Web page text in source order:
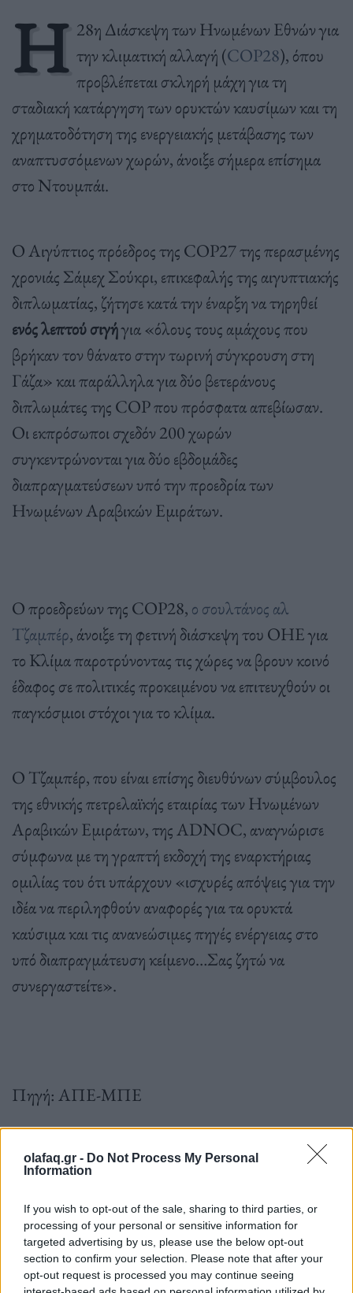
olafaq.gr - Do Not Process My Personal
Information
If you wish to opt-out of the sale, sharing to third parties, or
processing of your personal or sensitive information for
targeted advertising by us, please use the below opt-out
section to confirm your selection. Please note that after your
opt-out request is processed you may continue seeing
Η 28η Διάσκεψη των Ηνωμένων Εθνών για
την κλιματική αλλαγή (COP28), όπου
προβλέπεται σκληρή μάχη για τη
σταδιακή κατάργηση των ορυκτών καυσίμων και τη
χρηματοδότηση της ενεργειακής μετάβασης των
αναπτυσσόμενων χωρών, άνοιξε σήμερα επίσημα
στο Ντουμπάι.
Ο Αιγύπτιος πρόεδρος της COP27 της περασμένης
χρονιάς Σάμεχ Σούκρι, επικεφαλής της αιγυπτιακής
διπλωματίας, ζήτησε κατά την έναρξη να τηρηθεί
ενός λεπτού σιγήγια «όλους τους αμάχους που
βρήκαν τον θάνατο στην τωρινή σύγκρουση στη
Γάζα» και παράλληλα για δύο βετεράνους
διπλωμάτες της COP που πρόσφατα απεβίωσαν.
Οι εκπρόσωποι σχεδόν 200 χωρών
συγκεντρώνονται για δύο εβδομάδες
διαπραγματεύσεων υπό την προεδρία των
Ηνωμένων Αραβικών Εμιράτων.
Ο προεδρεύων της COP28, ο σουλτάνος αλ
Τζαμπέρ, άνοιξε τη φετινή διάσκεψη του ΟΗΕ για
το Κλίμα παροτρύνοντας τις χώρες να βρουν κοινό
έδαφος σε πολιτικές προκειμένου να επιτευχθούν οι
παγκόσμιοι στόχοι για το κλίμα.
Ο Τζαμπέρ, που είναι επίσης διευθύνων σύμβουλος
της εθνικής πετρελαϊκής εταιρίας των Ηνωμένων
Αραβικών Εμιράτων, της ADNOC, αναγνώρισε
σύμφωνα με τη γραπτή εκδοχή της εναρκτήριας
ομιλίας του ότι υπάρχουν «ισχυρές απόψεις για την
ιδέα να περιληφθούν αναφορές για τα ορυκτά
καύσιμα και τις ανανεώσιμες πηγές ενέργειας στο
υπό διαπραγμάτευση κείμενο…Σας ζητώ να
συνεργαστείτε».
Πηγή: ΑΠΕ-ΜΠΕ
Ακολουθήστε το OLAFAQ
Newsroom